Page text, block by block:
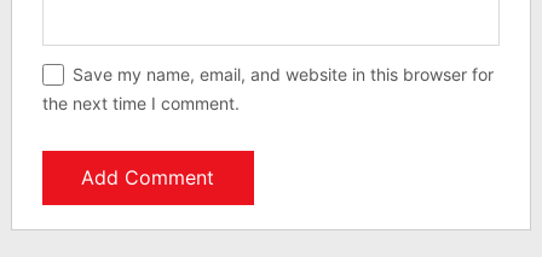
Save my name, email, and website in this browser for
the next time I comment.